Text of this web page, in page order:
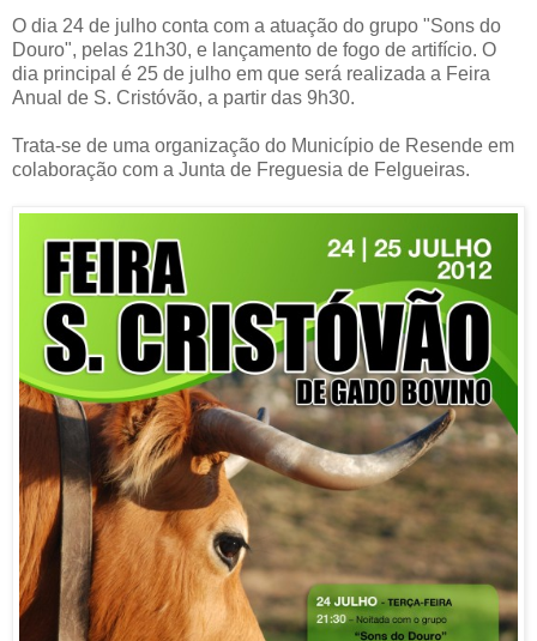
O dia 24 de julho conta com a atuação do grupo "Sons do
Douro", pelas 21h30, e lançamento de fogo de artifício. O
dia principal é 25 de julho em que será realizada a Feira
Anual de S. Cristóvão, a partir das 9h30.
Trata-se de uma organização do Município de Resende em
colaboração com a Junta de Freguesia de Felgueiras.